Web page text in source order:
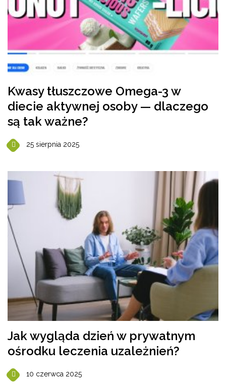
Kwasy tłuszczowe Omega-3 w
diecie aktywnej osoby — dlaczego
są tak ważne?
25 sierpnia 2025
Jak wygląda dzień w prywatnym
ośrodku leczenia uzależnień?
10 czerwca 2025